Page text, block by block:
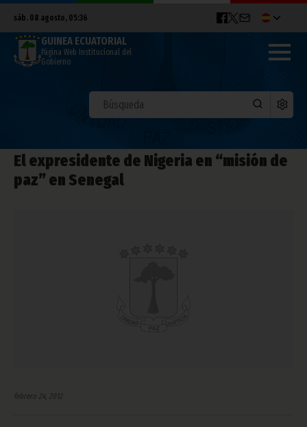
sáb. 08 agosto, 05:36
GUINEA ECUATORIAL
Página Web Institucional del
Gobierno
El expresidente de Nigeria en “misión de
paz” en Senegal
febrero 24, 2012